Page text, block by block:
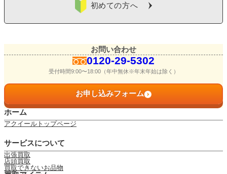
初めての方へ
お問い合わせ
0120-29-5302
受付時間9:00〜18:00（年中無休※年末年始は除く）
お申し込みフォーム
ホーム
アクイールトップページ
サービスについて
出張買取
店頭買取
買取できないお品物